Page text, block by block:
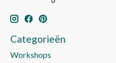
Categorieën
Workshops